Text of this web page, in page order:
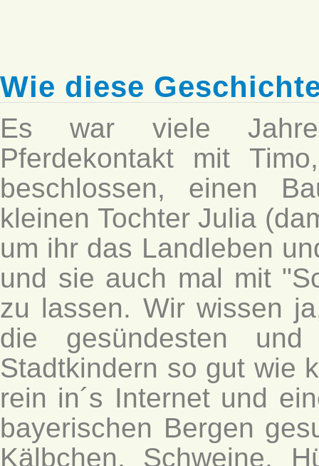
Wie diese
Es war viele
Pferdekontakt mit
beschlossen, einen
kleinen Tochter Julia
um ihr das Landleben
und sie auch mal mit
zu lassen. Wir wissen
die gesündesten
Stadtkindern so gut wie
rein in´s Internet und
bayerischen Bergen
Kälbchen, Schweine,